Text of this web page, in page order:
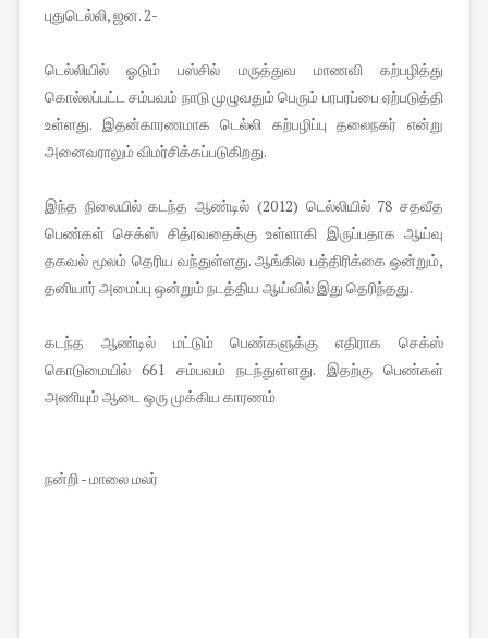
புதுடெல்லி, ஜன. 2-
டெல்லியில் ஓடும் பஸ்சில் மருத்துவ மாணவி கற்பழித்து
கொல்லப்பட்ட சம்பவம் நாடு முழுவதும் பெரும் பரபரப்பை ஏற்படுத்தி
உள்ளது. இதன்காரணமாக டெல்லி கற்பழிப்பு தலைநகர் என்று
அனைவராலும் விமர்சிக்கப்படுகிறது.
இந்த நிலையில் கடந்த ஆண்டில் (2012) டெல்லியில் 78 சதவீத
பெண்கள் செக்ஸ் சித்ரவதைக்கு உள்ளாகி இருப்பதாக ஆய்வு
தகவல் மூலம் தெரிய வந்துள்ளது. ஆங்கில பத்திரிக்கை ஒன்றும்,
தனியார் அமைப்பு ஒன்றும் நடத்திய ஆய்வில் இது தெரிந்தது.
கடந்த ஆண்டில் மட்டும் பெண்களுக்கு எதிராக செக்ஸ்
கொடுமையில் 661 சம்பவம் நடந்துள்ளது. இதற்கு பெண்கள்
அணியும் ஆடை ஒரு முக்கிய காரணம்
நன்றி - மாலை மலர்